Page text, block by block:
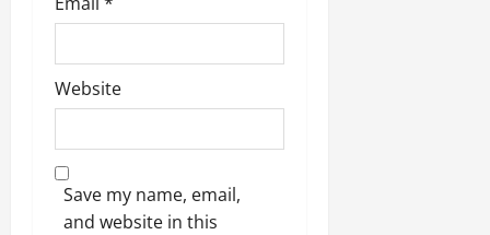
Website
Save my name, email,
and website in this